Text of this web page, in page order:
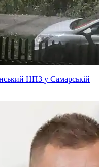
НПЗ у Самарській